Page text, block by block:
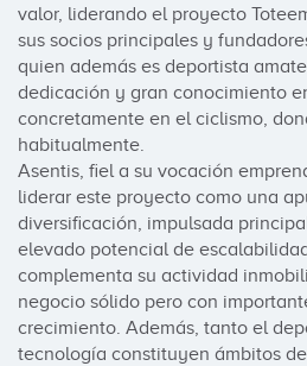
valor, liderando el proyecto
sus socios principales y
quien además es deportista
dedicación y gran conocimiento
concretamente en el ciclismo,
habitualmente.
Asentis, fiel a su vocación
liderar este proyecto como una
diversificación, impulsada
elevado potencial de
complementa su actividad
negocio sólido pero con
crecimiento. Además, tanto el
tecnología constituyen ámbitos